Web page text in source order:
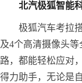
北汽极狐智能
极狐汽车考拉
及4个高清摄像头
路，都能轻松应对
得力助手，无论是